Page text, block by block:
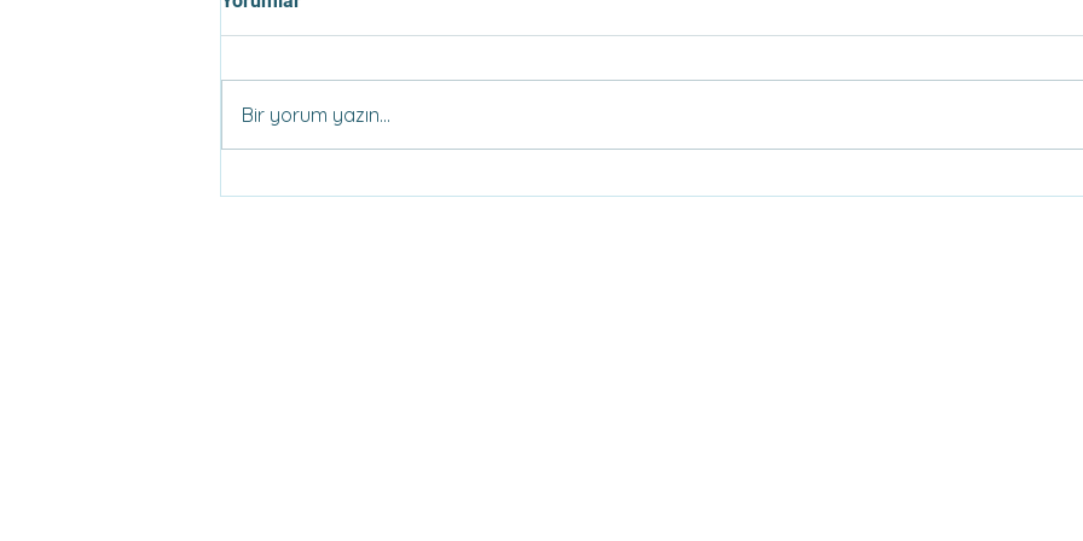
Tercihte Yapılan Hatalar
Bir yorum yazın...